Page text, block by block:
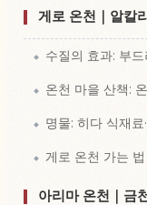
게로 온천｜알칼
수질의 효과: 부
온천 마을 산책:
명물: 히다 식재료
게로 온천 가는 법
아리마 온천｜금